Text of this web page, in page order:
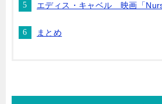
エディス・キャベル 映画「
まとめ